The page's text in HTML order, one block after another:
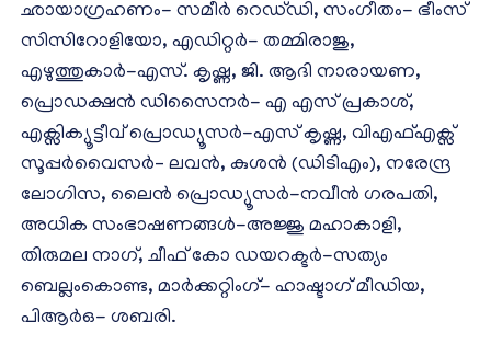
ഛായാഗ്രഹണം- സമീർ റെഡ്‌ഡി, സംഗീതം- ഭീംസ്
സിസിറോളിയോ, എഡിറ്റർ- തമ്മിരാജു,
എഴുത്തുകാർ-എസ്. കൃഷ്ണ, ജി. ആദി നാരായണ,
പ്രൊഡക്ഷൻ ഡിസൈനർ- എ എസ് പ്രകാശ്,
എക്സിക്യൂട്ടീവ് പ്രൊഡ്യൂസർ-എസ് കൃഷ്ണ, വിഎഫ്എക്സ്
സൂപ്പർവൈസർ– ലവൻ, കുശൻ (ഡിടിഎം), നരേന്ദ്ര
ലോഗിസ, ലൈൻ പ്രൊഡ്യൂസർ-നവീൻ ഗരപതി,
അധിക സംഭാഷണങ്ങൾ-അജ്ജു മഹാകാളി,
തിരുമല നാഗ്, ചീഫ് കോ ഡയറക്ടർ-സത്യം
ബെല്ലംകൊണ്ട, മാർക്കറ്റിംഗ്- ഹാഷ്ടാഗ് മീഡിയ,
പിആർഒ- ശബരി.